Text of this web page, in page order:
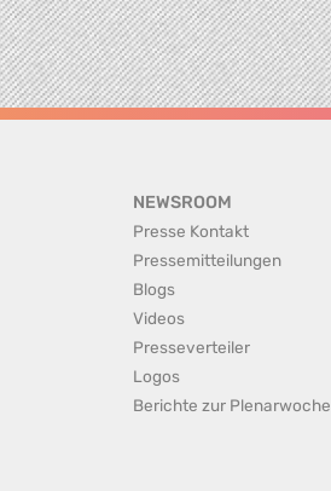
NEWSROOM
Presse Kontakt
Pressemitteilungen
Blogs
Videos
Presseverteiler
Logos
Berichte zur Plenarwoche